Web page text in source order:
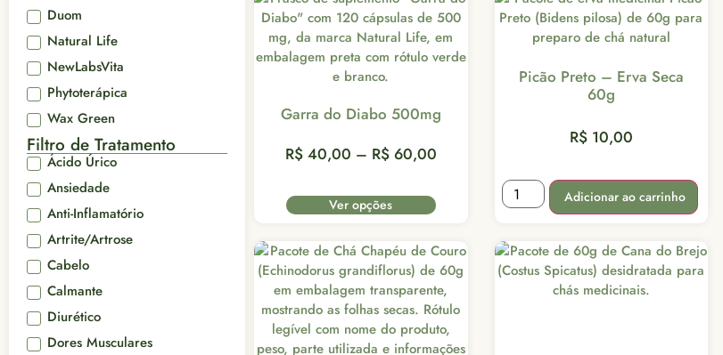
Duom
Natural Life
NewLabsVita
Phytoterápica
Wax Green
Filtro de Tratamento
Ácido Úrico
Ansiedade
Anti-Inflamatório
Artrite/Artrose
Cabelo
Calmante
Diurético
Dores Musculares
Garra do Diabo 500mg
R$40,00 – R$60,00
Ver opções
Picão Preto – Erva Seca
60g
R$10,00
Adicionar ao carrinho